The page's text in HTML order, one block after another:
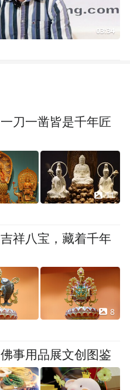
03:34
刀一凿皆是千年匠
11
祥八宝，藏着千年
8
事用品展文创图鉴